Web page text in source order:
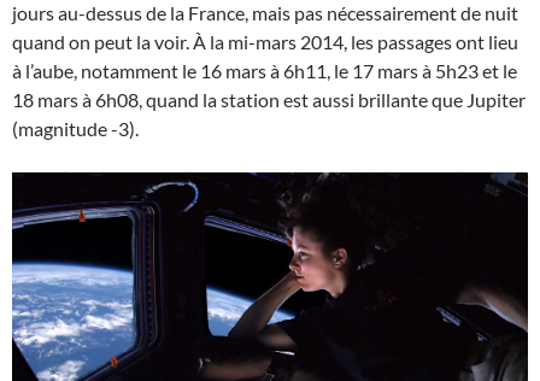
jours au-dessus de la France, mais pas nécessairement de nuit
quand on peut la voir. À la mi-mars 2014, les passages ont lieu
à l’aube, notamment le 16 mars à 6h11, le 17 mars à 5h23 et le
18 mars à 6h08, quand la station est aussi brillante que Jupiter
(magnitude -3).